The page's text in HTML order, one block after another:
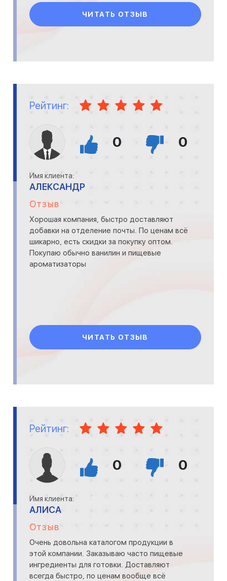
ЧИТАТЬ ОТЗЫВ
Рейтинг:
0 0
Имя клиента:
АЛЕКСАНДР
Отзыв
Хорошая компания, быстро доставляют
добавки на отделение почты. По ценам всё
шикарно, есть скидки за покупку оптом.
Покупаю обычно ванилин и пищевые
ароматизаторы
ЧИТАТЬ ОТЗЫВ
Рейтинг:
0 0
Имя клиента:
АЛИСА
Отзыв
Очень довольна каталогом продукции в
этой компании. Заказываю часто пищевые
ингредиенты для готовки. Доставляют
всегда быстро, по ценам вообще всё